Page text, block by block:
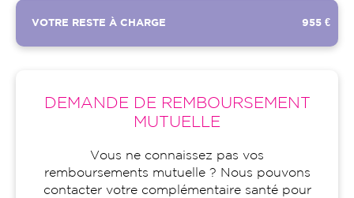
VOTRE RESTE À CHARGE 955 €
DEMANDE DE REMBOURSEMENT
MUTUELLE
Vous ne connaissez pas vos
remboursements mutuelle ? Nous pouvons
contacter votre complémentaire santé pour